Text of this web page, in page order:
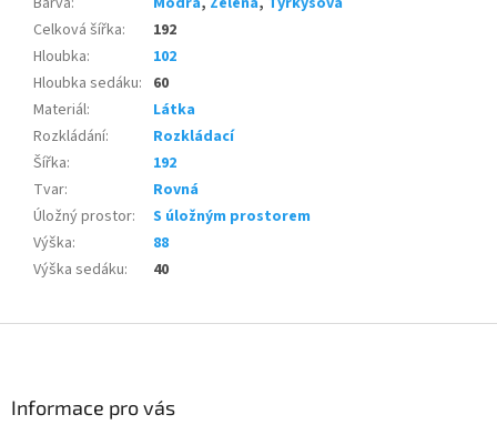
Celková šířka:
192
Hloubka:
102
Hloubka sedáku: 60
Materiál:
Látka
Rozkládání:
Rozkládací
Šířka:
192
Tvar:
Rovná
Úložný prostor:
S úložným prostorem
Výška:
88
Výška sedáku: 40
Informace pro vás